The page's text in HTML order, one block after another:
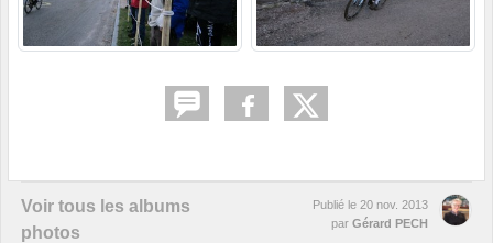
Voir tous les albums
photos
Publié le 20 nov. 2013
par Gérard PECH